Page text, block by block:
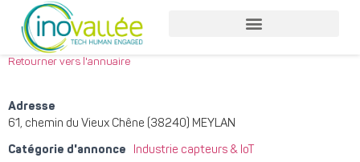
Retourner vers l'annuaire
Adresse
61, chemin du Vieux Chêne (38240) MEYLAN
Catégorie d'annonce Industrie capteurs & IoT